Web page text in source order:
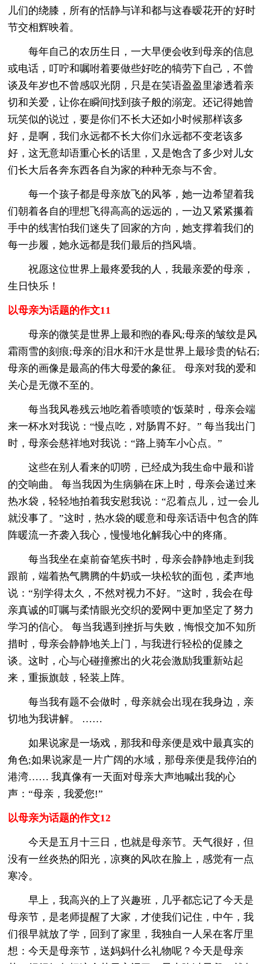
儿们的绕膝，所有的恬静与详和都与这春暧花开的'好时
节交相辉映着。
每年自己的农历生日，一大早便会收到母亲的信息
或电话，叮咛和嘱咐着要做些好吃的犒劳下自己，不曾
谈及年岁也不曾感叹光阴，只是在笑语盈盈里渗透着亲
切和关爱，让你在瞬间找到孩子般的溺宠。还记得她曾
玩笑似的说过，要是你们不长大还如小时候那样该多
好，是啊，我们永远都不长大你们永远都不变老该多
好，这无意却语重心长的话里，又是饱含了多少对儿女
们长大后各奔东西各自为家的种种无奈与不舍。
每一个孩子都是母亲放飞的风筝，她一边希望着我
们朝着各自的理想飞得高高的远远的，一边又紧紧攥着
手中的线害怕我们迷失了回家的方向，她支撑着我们的
每一步履，她永远都是我们最后的挡风墙。
祝愿这位世界上最疼爱我的人，我最亲爱的母亲，
生日快乐！
以母亲为话题的作文11
母亲的微笑是世界上最和煦的春风;母亲的皱纹是风
霜雨雪的刻痕;母亲的泪水和汗水是世界上最珍贵的钻石;
母亲的画像是最高的伟大母爱的象征。 母亲对我的爱和
关心是无微不至的。
每当我风卷残云地吃着香喷喷的'饭菜时，母亲会端
来一杯水对我说：“慢点吃，对肠胃不好。” 每当我出门
时，母亲会慈祥地对我说：“路上骑车小心点。”
这些在别人看来的叨唠，已经成为我生命中最和谐
的交响曲。 每当我因为生病躺在床上时，母亲会递过来
热水袋，轻轻地拍着我安慰我说：“忍着点儿，过一会儿
就没事了。”这时，热水袋的暖意和母亲话语中包含的阵
阵暖流一齐袭入我心，慢慢地化解我心中的疼痛。
每当我坐在桌前奋笔疾书时，母亲会静静地走到我
跟前，端着热气腾腾的牛奶或一块松软的面包，柔声地
说：“别学得太久，不然对视力不好。”这时，我会在母
亲真诚的叮嘱与柔情眼光交织的爱网中更加坚定了努力
学习的信心。 每当我遇到挫折与失败，悔恨交加不知所
措时，母亲会静静地关上门，与我进行轻松的促膝之
谈。这时，心与心碰撞擦出的火花会激励我重新站起
来，重振旗鼓，轻装上阵。
每当我有题不会做时，母亲就会出现在我身边，亲
切地为我讲解。 ……
如果说家是一场戏，那我和母亲便是戏中最真实的
角色;如果说家是一片广阔的水域，那母亲便是我停泊的
港湾…… 我真像有一天面对母亲大声地喊出我的心
声：“母亲，我爱您!”
以母亲为话题的作文12
今天是五月十三日，也就是母亲节。天气很好，但
没有一丝炎热的阳光，凉爽的风吹在脸上，感觉有一点
寒冷。
早上，我高兴的上了兴趣班，几乎都忘记了今天是
母亲节，是老师提醒了大家，才使我们记住，中午，我
们很早就放了学，回到了家里，我独自一人呆在客厅里
想：今天是母亲节，送妈妈什么礼物呢？今天是母亲